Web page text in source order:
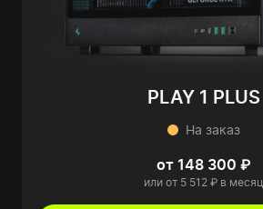
PLAY 1 PLUS
На заказ
от 148 300 ₽
или от 5 512 ₽ в месяц